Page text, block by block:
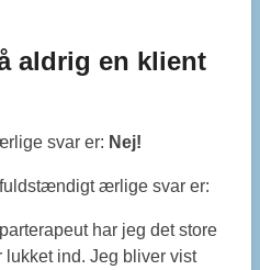
aldrig en klient
svar er: Nej!
ærlige svar er:
har jeg det store
ind. Jeg bliver vist